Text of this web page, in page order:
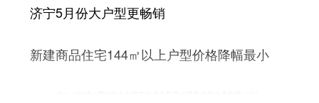
济宁5月份大户型更畅销
新建商品住宅144㎡以上户型价格降幅最小